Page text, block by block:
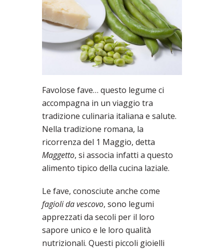
Favolose fave… questo legume ci
accompagna in un viaggio tra
tradizione culinaria italiana e salute.
Nella tradizione romana, la
ricorrenza del 1 Maggio, detta
Maggetto, si associa infatti a questo
alimento tipico della cucina laziale.
Le fave, conosciute anche come
fagioli da vescovo, sono legumi
apprezzati da secoli per il loro
sapore unico e le loro qualità
nutrizionali. Questi piccoli gioielli